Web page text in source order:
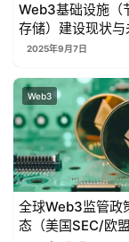
Web3基础设施（
存储）建设现状与
划：技术突破与生
2025年9月7日
Web3
全球Web3监管政
态（美国SEC/欧盟